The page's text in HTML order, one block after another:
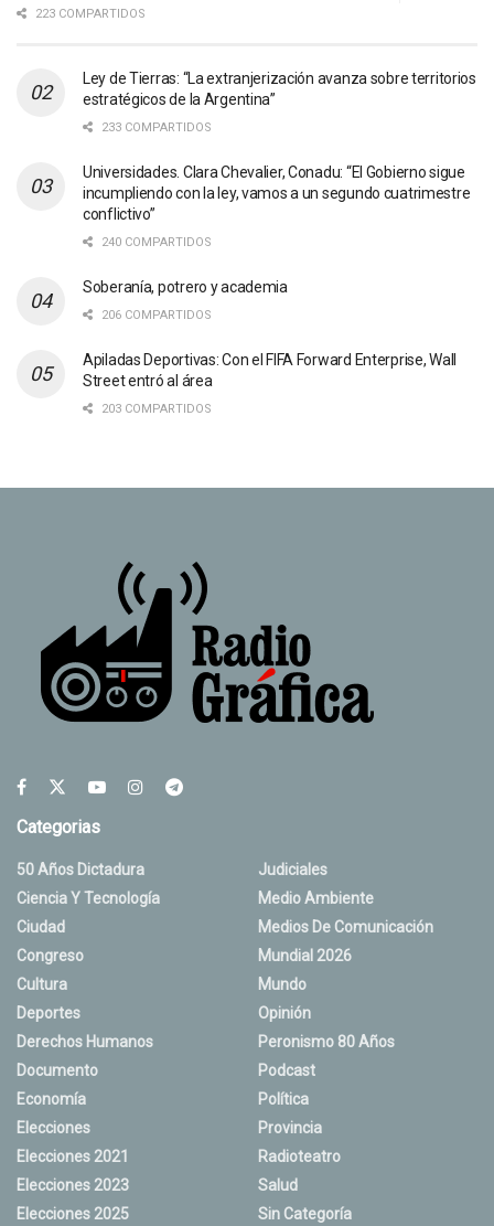
223 COMPARTIDOS
Ley de Tierras: “La extranjerización avanza sobre territorios
estratégicos de la Argentina”
233 COMPARTIDOS
Universidades. Clara Chevalier, Conadu: “El Gobierno sigue
incumpliendo con la ley, vamos a un segundo cuatrimestre
conflictivo”
240 COMPARTIDOS
Soberanía, potrero y academia
206 COMPARTIDOS
Apiladas Deportivas: Con el FIFA Forward Enterprise, Wall
Street entró al área
203 COMPARTIDOS
Categorias
50 Años Dictadura
Ciencia Y Tecnología
Ciudad
Congreso
Cultura
Deportes
Derechos Humanos
Documento
Economía
Elecciones
Elecciones 2021
Elecciones 2023
Elecciones 2025
Judiciales
Medio Ambiente
Medios De Comunicación
Mundial 2026
Mundo
Opinión
Peronismo 80 Años
Podcast
Política
Provincia
Radioteatro
Salud
Sin Categoría